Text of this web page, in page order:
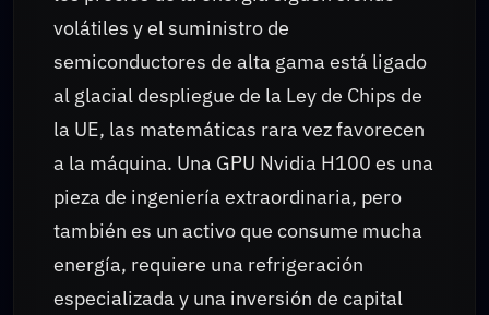
volátiles y el suministro de
semiconductores de alta gama está ligado
al glacial despliegue de la Ley de Chips de
la UE, las matemáticas rara vez favorecen
a la máquina. Una GPU Nvidia H100 es una
pieza de ingeniería extraordinaria, pero
también es un activo que consume mucha
energía, requiere una refrigeración
especializada y una inversión de capital